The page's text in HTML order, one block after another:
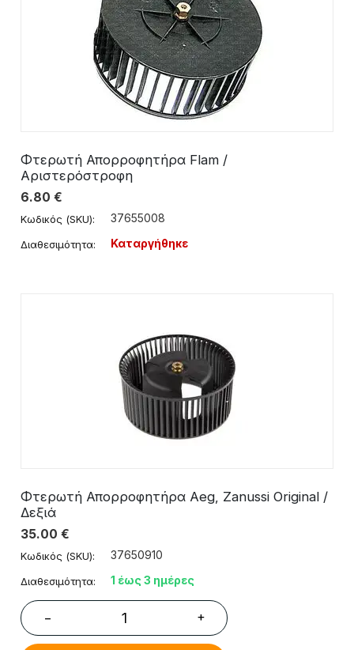
Φτερωτή Απορροφητήρα Flam /
Αριστερόστροφη
6.80 €
Κωδικός (SKU): 37655008
Διαθεσιμότητα: Καταργήθηκε
Φτερωτή Απορροφητήρα Aeg, Zanussi Original /
Δεξιά
35.00 €
Κωδικός (SKU): 37650910
Διαθεσιμότητα: 1 έως 3 ημέρες
− +